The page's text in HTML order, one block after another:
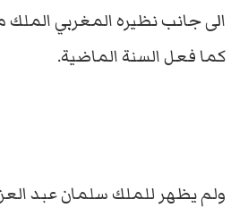
الى جانب نظيره المغربي
كما فعل السنة الماضية.
ولم يظهر للملك سلمان عبد